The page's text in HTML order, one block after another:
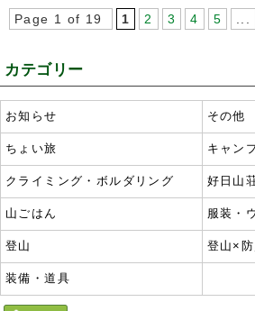
Page 1 of 19 1 2 3 4 5
カテゴリー
お知らせ その他
ちょい旅 キャン
クライミング・ボルダリング 好日山
山ごはん 服装・
登山 登山×防
装備・道具